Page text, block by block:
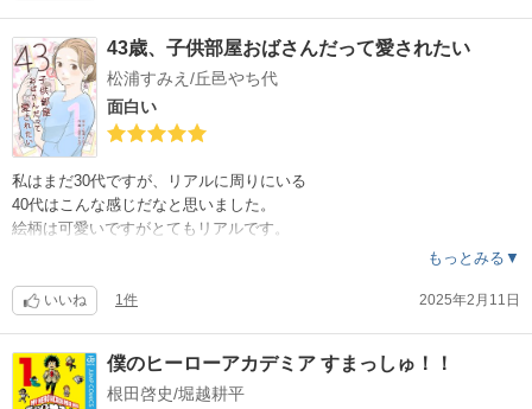
43歳、子供部屋おばさんだって愛されたい
松浦すみえ/丘邑やち代
面白い
私はまだ30代ですが、リアルに周りにいる
40代はこんな感じだなと思いました。
絵柄は可愛いですがとてもリアルです。
もっとみる▼
いいね 1件 2025年2月11日
僕のヒーローアカデミア すまっしゅ！！
根田啓史/堀越耕平